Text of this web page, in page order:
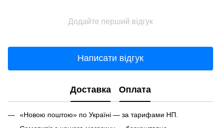
Додайте перший відгук
Написати відгук
Доставка Оплата
«Новою поштою» по Україні — за тарифами НП.